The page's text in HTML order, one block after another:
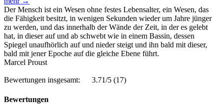
Der Mensch ist ein Wesen ohne festes Lebensalter, ein Wesen, das
die Fähigkeit besitzt, in wenigen Sekunden wieder um Jahre jünger
zu werden, und das innerhalb der Wände der Zeit, in der es gelebt
hat, in dieser auf und ab schwebt wie in einem Bassin, dessen
Spiegel unaufhörlich auf und nieder steigt und ihn bald mit dieser,
bald mit jener Epoche auf die gleiche Ebene führt.
Marcel Proust
Bewertungen insgesamt: 3.71/5 (17)
Bewertungen